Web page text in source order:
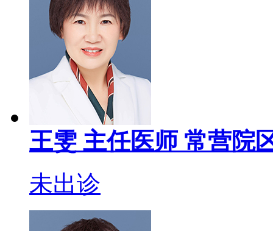
王雯 主任医师 常营院
未出诊